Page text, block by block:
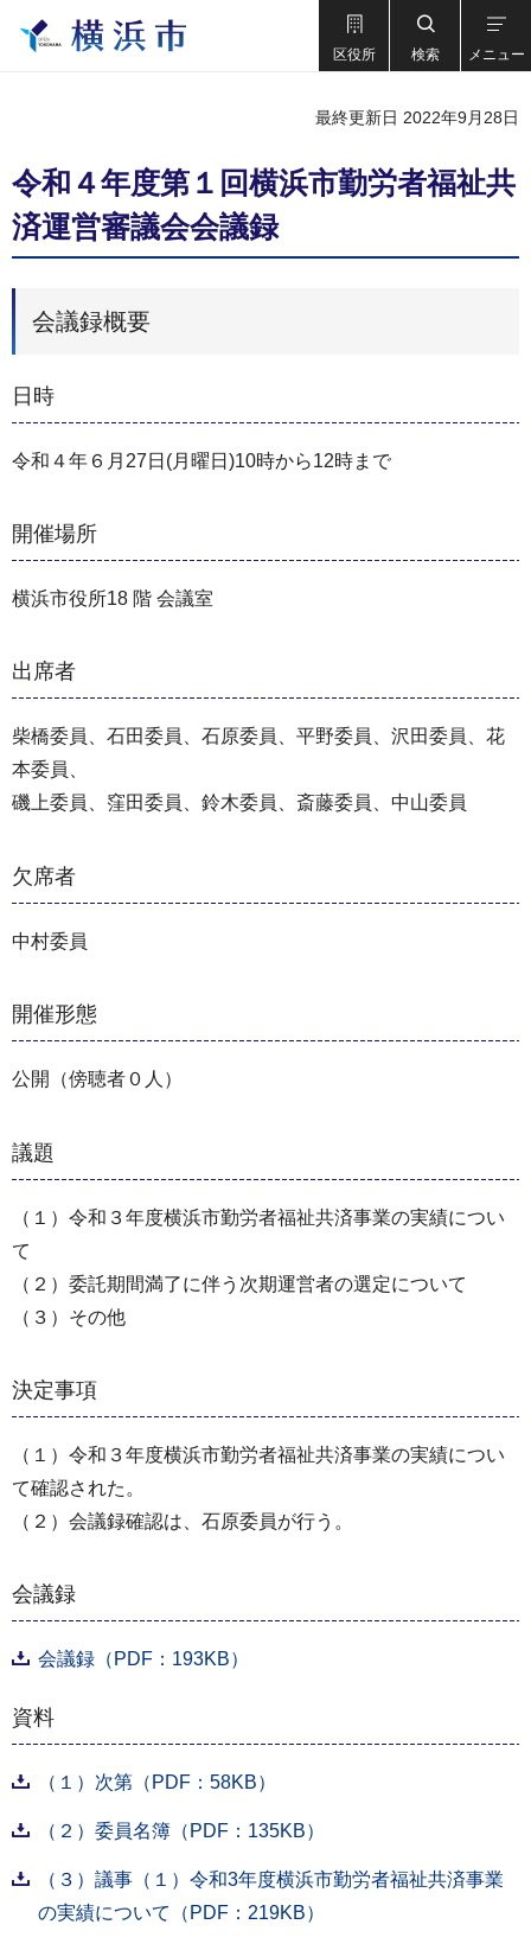
区役所 検索 メニュー
最終更新日 2022年9月28日
令和４年度第１回横浜市勤労者福祉共
済運営審議会会議録
会議録概要
日時
令和４年６月27日(月曜日)10時から12時まで
開催場所
横浜市役所18 階 会議室
出席者
柴橋委員、石田委員、石原委員、平野委員、沢田委員、花
本委員、
磯上委員、窪田委員、鈴木委員、斎藤委員、中山委員
欠席者
中村委員
開催形態
公開（傍聴者０人）
議題
（１）令和３年度横浜市勤労者福祉共済事業の実績につい
て
（２）委託期間満了に伴う次期運営者の選定について
（３）その他
決定事項
（１）令和３年度横浜市勤労者福祉共済事業の実績につい
て確認された。
（２）会議録確認は、石原委員が行う。
会議録
会議録（PDF：193KB）
資料
（１）次第（PDF：58KB）
（２）委員名簿（PDF：135KB）
（３）議事（１）令和3年度横浜市勤労者福祉共済事業
の実績について（PDF：219KB）